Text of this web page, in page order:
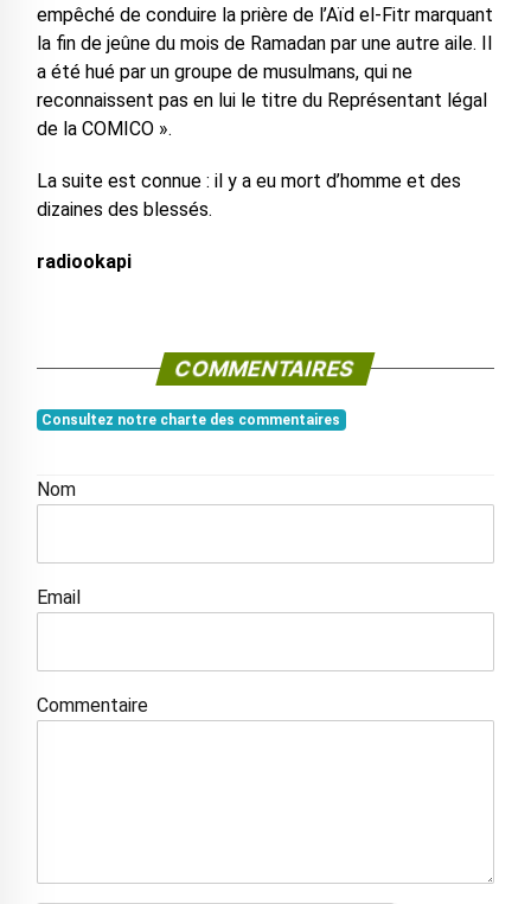
empêché de conduire la prière de l’Aïd el-Fitr marquant
la fin de jeûne du mois de Ramadan par une autre aile. Il
a été hué par un groupe de musulmans, qui ne
reconnaissent pas en lui le titre du Représentant légal
de la COMICO ».
La suite est connue : il y a eu mort d’homme et des
dizaines des blessés.
radiookapi
COMMENTAIRES
Consultez notre charte des commentaires
Nom
Email
Commentaire